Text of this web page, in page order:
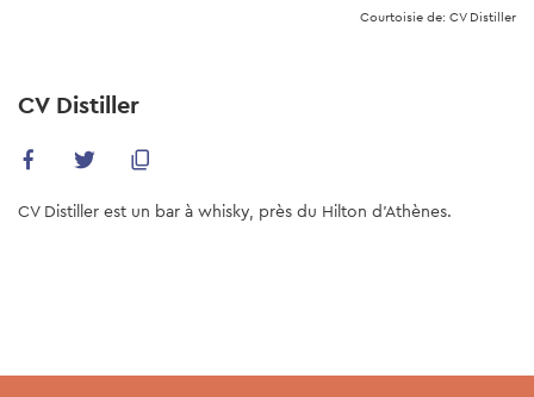
Courtoisie de: CV Distiller
CV Distiller
CV Distiller est un bar à whisky, près du Hilton d'Athènes.